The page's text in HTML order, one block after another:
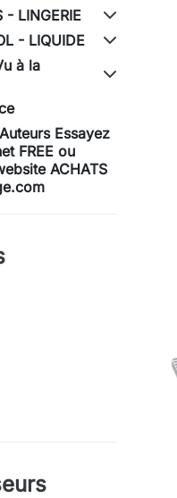
- LINGERIE
- LIQUIDE
à la
Essayez
FREE ou
ACHATS